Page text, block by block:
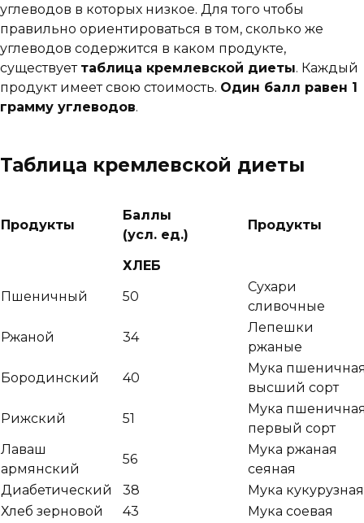
углеводов в которых низкое. Для того чтобы
правильно ориентироваться в том, сколько же
углеводов содержится в каком продукте,
существует таблица кремлевской диеты. Каждый
продукт имеет свою стоимость. Один балл равен 1
грамму углеводов.
Таблица кремлевской диеты
Продукты
Баллы
(усл. ед.)
Продукты
ХЛЕБ
Пшеничный
50
Сухари
сливочные
Ржаной
34
Лепешки
ржаные
Бородинский
40
Мука
высший сорт
Рижский
51
Мука
первый сорт
Лаваш
армянский
56
Мука ржаная
сеяная
Диабетический
38
Мука кукурузная
Хлеб зерновой
43
Мука соевая